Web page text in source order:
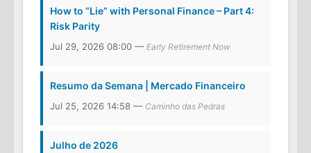
How to “Lie” with Personal Finance – Part 4:
Risk Parity
Jul 29, 2026 08:00 — Early Retirement Now
Resumo da Semana | Mercado Financeiro
Jul 25, 2026 14:58 — Caminho das Pedras
Julho de 2026